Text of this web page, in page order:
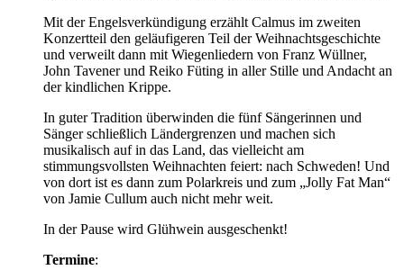
Mit der Engelsverkündigung erzählt Calmus im zweiten
Konzertteil den geläufigeren Teil der Weihnachtsgeschichte
und verweilt dann mit Wiegenliedern von Franz Wüllner,
John Tavener und Reiko Füting in aller Stille und Andacht an
der kindlichen Krippe.
In guter Tradition überwinden die fünf Sängerinnen und
Sänger schließlich Ländergrenzen und machen sich
musikalisch auf in das Land, das vielleicht am
stimmungsvollsten Weihnachten feiert: nach Schweden! Und
von dort ist es dann zum Polarkreis und zum „Jolly Fat Man“
von Jamie Cullum auch nicht mehr weit.
In der Pause wird Glühwein ausgeschenkt!
Termine: